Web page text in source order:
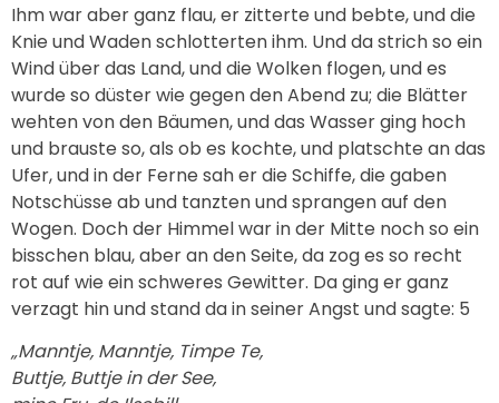
Ihm war aber ganz flau, er zitterte und bebte, und die
Knie und Waden schlotterten ihm. Und da strich so ein
Wind über das Land, und die Wolken flogen, und es
wurde so düster wie gegen den Abend zu; die Blätter
wehten von den Bäumen, und das Wasser ging hoch
und brauste so, als ob es kochte, und platschte an das
Ufer, und in der Ferne sah er die Schiffe, die gaben
Notschüsse ab und tanzten und sprangen auf den
Wogen. Doch der Himmel war in der Mitte noch so ein
bisschen blau, aber an den Seite, da zog es so recht
rot auf wie ein schweres Gewitter. Da ging er ganz
verzagt hin und stand da in seiner Angst und sagte: 5
„Manntje, Manntje, Timpe Te,
Buttje, Buttje in der See,